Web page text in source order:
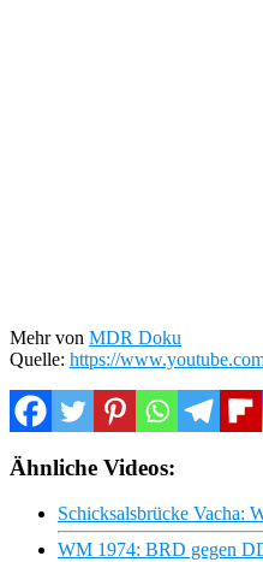
Mehr von MDR Doku
Quelle: https://
Ähnliche Videos:
Schicksalsbrücke Vacha:
WM 1974: BRD gegen